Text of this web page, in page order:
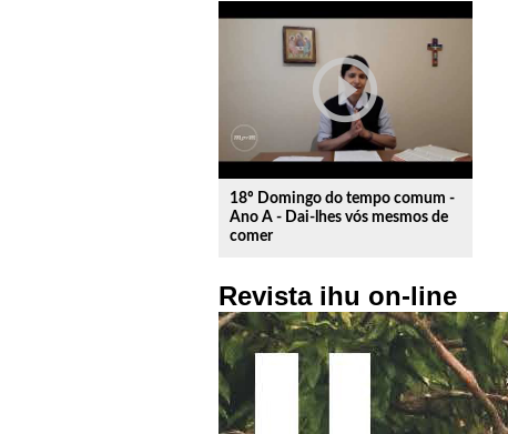
play_circle_outline
18º Domingo do tempo comum -
Ano A - Dai-lhes vós mesmos de
comer
Revista ihu on-line